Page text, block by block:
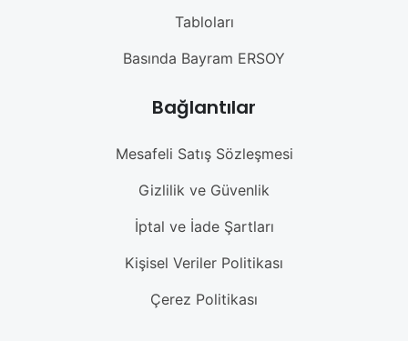
Tabloları
Basında Bayram ERSOY
Bağlantılar
Mesafeli Satış Sözleşmesi
Gizlilik ve Güvenlik
İptal ve İade Şartları
Kişisel Veriler Politikası
Çerez Politikası